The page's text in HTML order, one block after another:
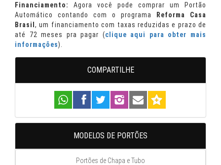
Financiamento: Agora você pode comprar um Portão
Automático contando com o programa
Reforma Casa
Brasil , um financiamento com taxas reduzidas e prazo de
até 72 meses pra pagar (clique aqui para obter mais
informações).
COMPARTILHE
MODELOS DE PORTÕES
Portões de Chapa e Tubo